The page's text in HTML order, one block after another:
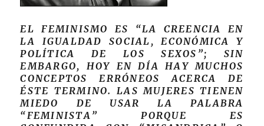
EL FEMINISMO ES “LA CREENCIA EN
LA IGUALDAD SOCIAL, ECONÓMICA Y
POLÍTICA DE LOS SEXOS”; SIN
EMBARGO, HOY EN DÍA HAY MUCHOS
CONCEPTOS ERRÓNEOS ACERCA DE
ÉSTE TERMINO. LAS MUJERES TIENEN
MIEDO DE USAR LA PALABRA
“FEMINISTA” PORQUE ES